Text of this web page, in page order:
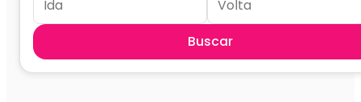
Buscar